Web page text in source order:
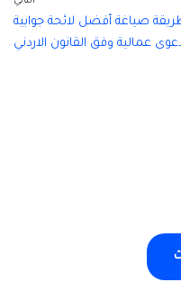
صياغة أفضل لائحة جوابية
عمالية وفق القانون الاردني